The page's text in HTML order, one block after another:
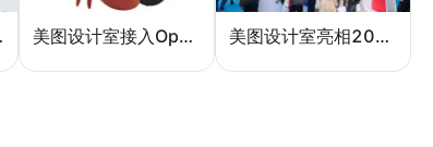
带货视频 美图设计室接入OpenClaw龙虾生态：AI设计如何实现一句话完成电商作图 美图设计室亮相2026中国跨境电商交易会，AI设计Agent助力跨境电商内容提效